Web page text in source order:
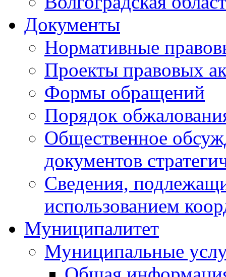
Документы
Нормативные
Проекты правовых
Формы обращений
Порядок
Общественное
документов
Сведения,
использованием
Муниципалитет
Муниципальные